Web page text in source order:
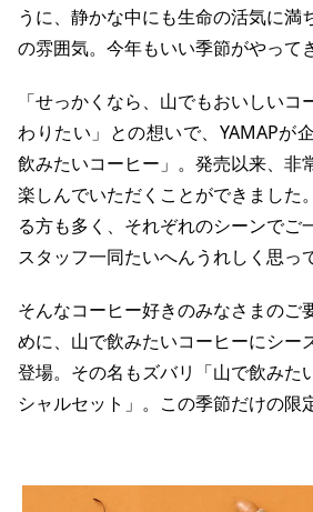
うに、静かな中にも生命の活気に満
の雰囲気。今年もいい季節がやって
「せっかくなら、山でもおいしい
わりたい」との想いで、YAMAPが
飲みたいコーヒー」。発売以来、非
楽しんでいただくことができました
る方も多く、それぞれのシーンでご
スタッフ一同たいへんうれしく思っ
そんなコーヒー好きのみなさまのご
めに、山で飲みたいコーヒーにシー
登場。その名もズバリ「山で飲みた
シャルセット」。この季節だけの限